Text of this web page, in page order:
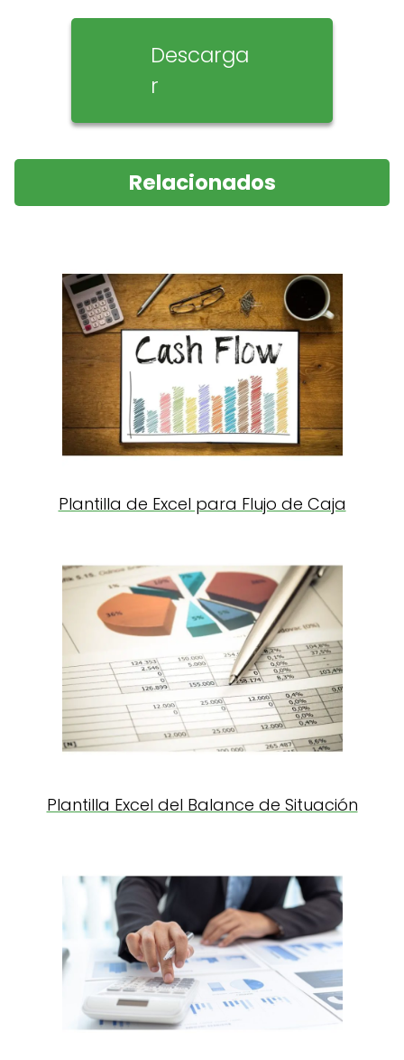
Descarga
r
Relacionados
Plantilla de Excel para Flujo de Caja
Plantilla Excel del Balance de Situación